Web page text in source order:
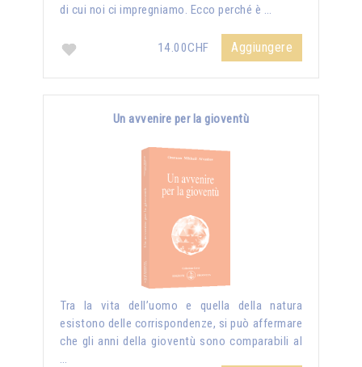
di cui noi ci impregniamo. Ecco perché è …
14.00CHF Aggiungere
Un avvenire per la gioventù
Tra la vita dell’uomo e quella della natura
esistono delle corrispondenze, si può affermare
che gli anni della gioventù sono comparabili al
…